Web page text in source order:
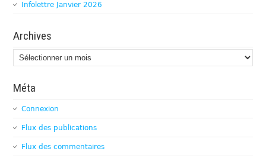
Infolettre Janvier 2026
Archives
Archives
Méta
Connexion
Flux des publications
Flux des commentaires